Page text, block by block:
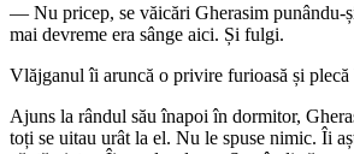
— Nu pricep, se văicări Gherasim punându-
mai devreme era sânge aici. Și fulgi.
Vlăjganul îi aruncă o privire furioasă și plecă
Ajuns la rândul său înapoi în dormitor,
toți se uitau urât la el. Nu le spuse nimic. Îi